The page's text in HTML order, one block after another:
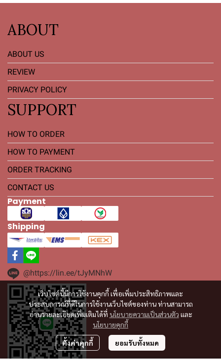
เว็บไซต์นี้มีการใช้งานคุกกี้ เพื่อเพิ่มประสิทธิภาพและ
ประสบการณ์ที่ดีในการใช้งานเว็บไซต์ของท่าน ท่านสามารถ
อ่านรายละเอียดเพิ่มเติมได้ที่ นโยบายความเป็นส่วนตัว และ
นโยบายคุกกี้
ตั้งค่าคุกกี้ ยอมรับทั้งหมด
ABOUT
ABOUT US
REVIEW
PRIVACY POLICY
SUPPORT
HOW TO ORDER
HOW TO PAYMENT
ORDER TRACKING
CONTACT US
Payment
Shipping
@https://lin.ee/tJyMNhW